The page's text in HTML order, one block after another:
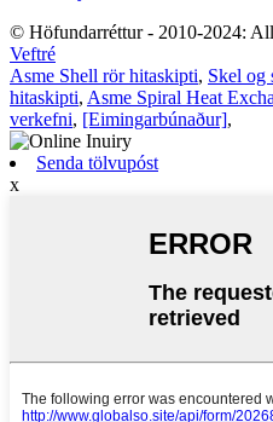
© Höfundarréttur - 2010-2024:
Veftré
Asme Shell rör hitaskipti, Skel og
hitaskipti, Asme Spiral Heat
verkefni, [Eimingarbúnaður],
Senda tölvupóst
x